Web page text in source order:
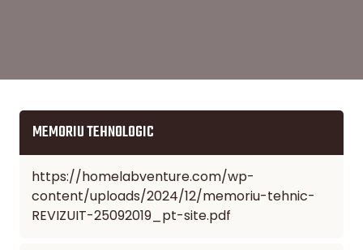
MEMORIU TEHNOLOGIC
https://homelabventure.com/wp-
content/uploads/2024/12/memoriu-tehnic-
REVIZUIT-25092019_pt-site.pdf